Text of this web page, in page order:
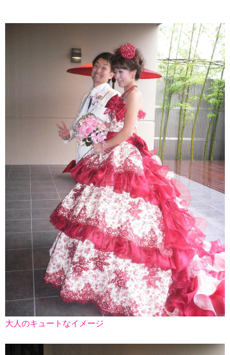
大人のキュートなイメージ